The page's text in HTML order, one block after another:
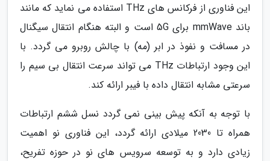
این فناوری از فرکانس های THz استفاده می نماید که مانند
باند mmWave برای 5G است و البته هنگام انتقال سیگنال
در مسافت و نفوذ در ابر (مه) با چالش روبرو می گردد. با
این وجود ارتباطات THz می تواند سرعت انتقال بی سیم را
سرعتی مشابه انتقال داده با فیبر ارائه کند.
با توجه به آنکه پیش بینی نمی گردد نسل ششم ارتباطات
همراه تا 2030 میلادی ارائه گردد، این فناوری نو اهمیت
زیادی دارد و به توسعه سرویس های نو در حوزه تفریح،